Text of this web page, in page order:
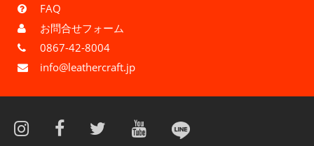
FAQ
お問合せフォーム
0867-42-8004
info@leathercraft.jp